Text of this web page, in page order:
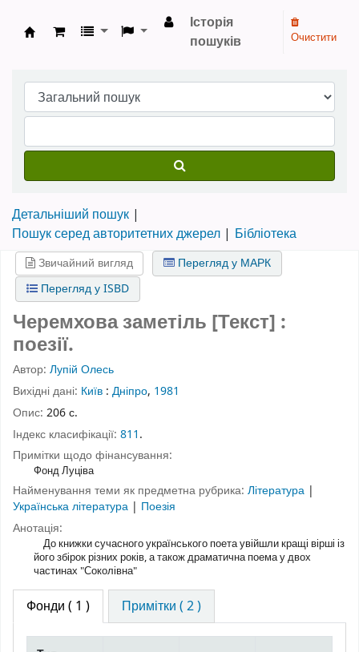
Бібліотека НТШ › Електронний каталог
Історія
пошуків
Очистити
Детальніший пошук
Пошук серед авторитетних джерел
Бібліотека
Звичайний вигляд
Перегляд у МАРК
Перегляд у ISBD
Черемхова заметіль [Текст] :
поезії.
Автор: Лупій Олесь
Вихідні дані: Київ : Дніпро, 1981
Опис: 206 с.
Індекс класифікації: 811.
Примітки щодо фінансування:
Фонд Луціва
Найменування теми як предметна рубрика: Література |
Українська література | Поезія
Анотація:
До книжки сучасного українського поета увійшли кращі вірші із
його збірок різних років, а також драматична поема у двох
частинах "Соколівна"
Фонди ( 1 ) Примітки ( 2 )